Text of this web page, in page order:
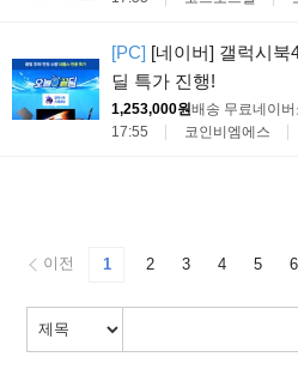
[PC] [네이버] 갤럭시북
딜 특가 진행!
1,253,000원배송 무료네이버
17:55
코인비엠에스
이전 1 2 3 4 5 6